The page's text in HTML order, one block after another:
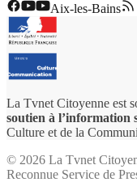
Aix-les-Bains
La Tvnet Citoyenne est
soutien à l’information
Culture et de la
© 2026 La Tvnet
Reconnue Service de